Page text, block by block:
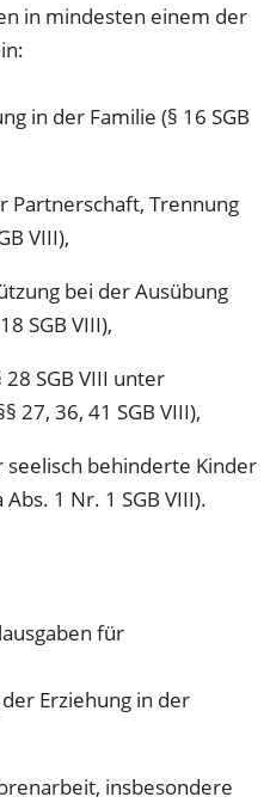
in mindesten einem der
in der Familie (§ 16 SGB
Partnerschaft, Trennung
VIII),
bei der Ausübung
SGB VIII),
SGB VIII unter
27, 36, 41 SGB VIII),
behinderte Kinder
1 Nr. 1 SGB VIII).
für
Erziehung in der
insbesondere